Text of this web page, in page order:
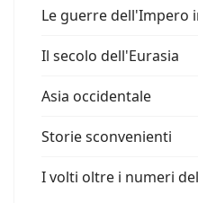
Le guerre dell'Impero
Il secolo dell'Eurasia
Asia occidentale
Storie sconvenienti
I volti oltre i numeri